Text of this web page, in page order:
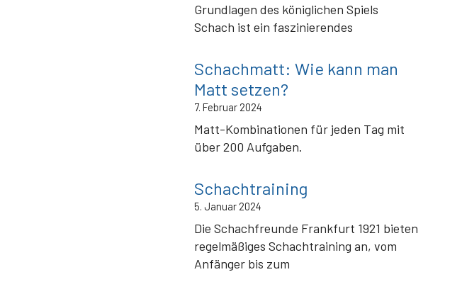
Grundlagen des königlichen Spiels
Schach ist ein faszinierendes
Schachmatt: Wie kann man
Matt setzen?
7. Februar 2024
Matt-Kombinationen für jeden Tag mit
über 200 Aufgaben.
Schachtraining
5. Januar 2024
Die Schachfreunde Frankfurt 1921 bieten
regelmäßiges Schachtraining an, vom
Anfänger bis zum